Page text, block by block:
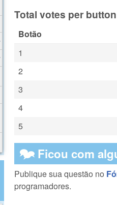
Total votes per button
Botão
1
2
3
4
5
🗫 Ficou com
Publique sua questão no
programadores.